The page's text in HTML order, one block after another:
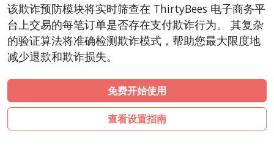
LiteCart
ZenCart
PinnacleCart
FoxyCart
Easy Digital Downloads
该欺诈预防模块将实时筛查在 ThirtyBees 电子商务平
台上交易的每笔订单是否存在支付欺诈行为。 其复杂
的验证算法将准确检测欺诈模式，帮助您最大限度地
减少退款和欺诈损失。
免费开始使用
查看设置指南